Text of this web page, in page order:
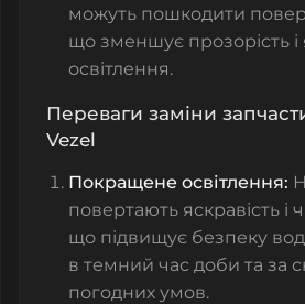
можуть пошкодити
що зменшує прозорість і
освітлення.
Переваги заміни
Vezel
Покращене освітлення:
повертають яскравість і
що підвищує безпеку
в темний час доби та за
погодних умов.